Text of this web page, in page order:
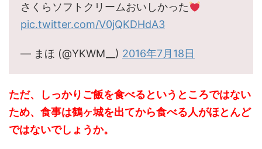
さくらソフトクリームおいしかった
pic.twitter.com/V0jQKDHdA3
— まほ (@YKWM__) 2016年7月18日
ただ、しっかりご飯を食べるというところではない
ため、食事は鶴ヶ城を出てから食べる人がほとんど
ではないでしょうか。